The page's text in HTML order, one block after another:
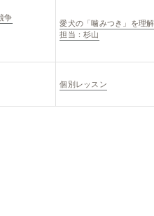
争
愛犬の「噛みつき」を理
担当：杉山
個別レッスン